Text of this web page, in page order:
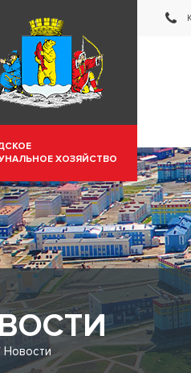
ХОЗЯЙСТВО
Новости